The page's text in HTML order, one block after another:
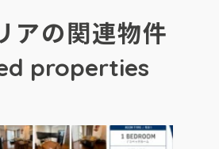
アの関連物件
properties